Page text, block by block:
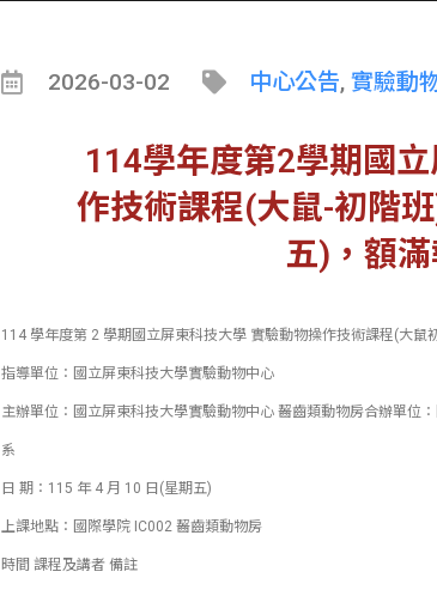
2026-03-02 中心公告, 實驗動
114學年度第2學期國
作技術課程(大鼠-初階
五)，額滿
114 學年度第 2 學期國立屏東科技大學 實驗動物操作技術課程(大鼠
指導單位：國立屏東科技大學實驗動物中心
主辦單位：國立屏東科技大學實驗動物中心 齧齒類動物房合辦單位
系
日 期：115 年 4 月 10 日(星期五)
上課地點：國際學院 IC002 齧齒類動物房
時間 課程及講者 備註